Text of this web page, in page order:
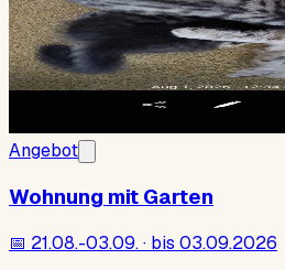
Angebot
Wohnung mit Garten
📅 21.08.-03.09. · bis 03.09.2026